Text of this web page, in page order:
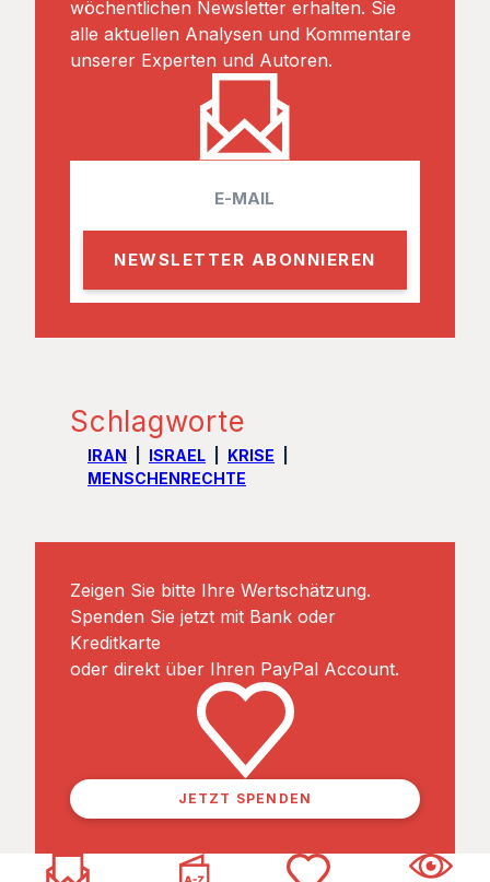
wöchentlichen Newsletter erhalten. Sie
alle aktuellen Analysen und Kommentare
unserer Experten und Autoren.
l
Schlagworte
IRAN ISRAEL
KRISE
MENSCHENRECHTE
Zeigen Sie bitte Ihre Wertschätzung.
Spenden Sie jetzt mit Bank oder
Kreditkarte
oder direkt über Ihren PayPal Account.
JETZT SPENDEN